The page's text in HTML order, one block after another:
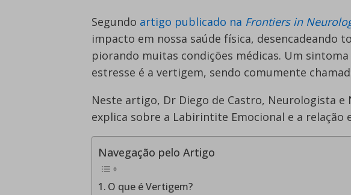
Segundo artigo publicado na Frontiers in
impacto em nossa saúde física, desencadeando
piorando muitas condições médicas. Um
estresse é a vertigem, sendo comumente
Neste artigo, Dr Diego de Castro, Neurologista e
explica sobre a Labirintite Emocional e a relação
Navegação pelo Artigo
O que é Vertigem?